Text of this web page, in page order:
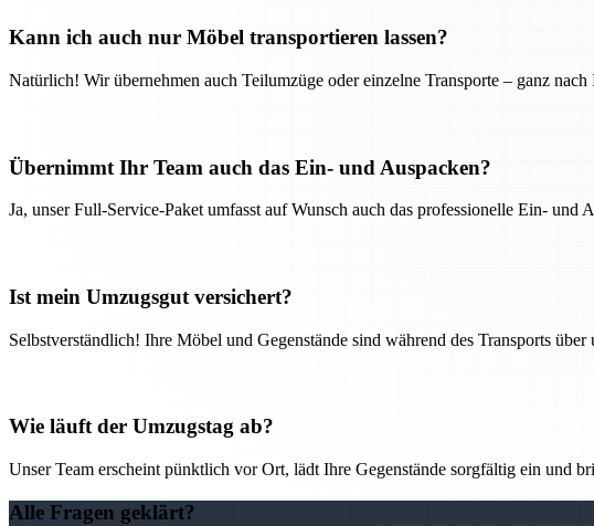
Kann ich auch nur Möbel transportieren lassen?
Natürlich! Wir übernehmen auch Teilumzüge oder einzelne Transporte – ganz nach
Übernimmt Ihr Team auch das Ein- und Auspacken?
Ja, unser Full-Service-Paket umfasst auf Wunsch auch das professionelle Ein- und
Ist mein Umzugsgut versichert?
Selbstverständlich! Ihre Möbel und Gegenstände sind während des Transports über
Wie läuft der Umzugstag ab?
Unser Team erscheint pünktlich vor Ort, lädt Ihre Gegenstände sorgfältig ein und
Alle Fragen geklärt?